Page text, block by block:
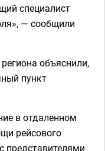
специалист
— сообщили
объяснили,
пункт
в отдаленном
рейсового
представителями